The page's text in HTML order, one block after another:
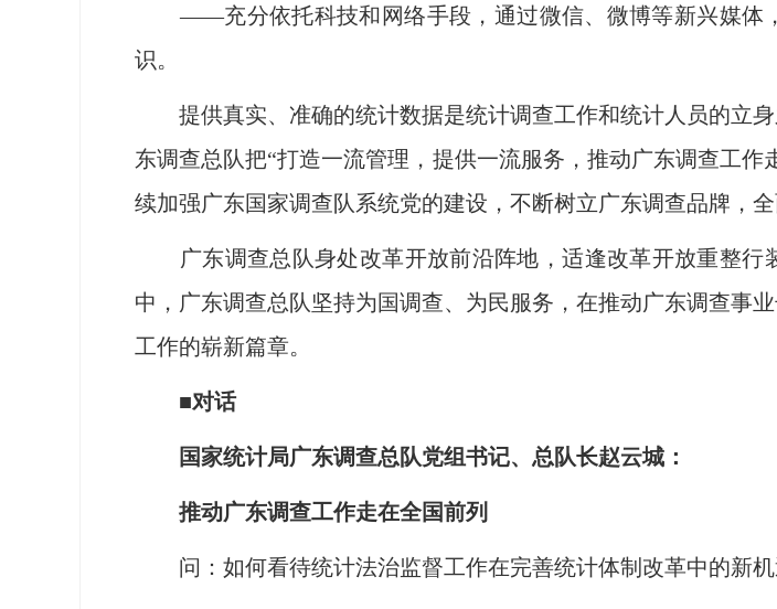
——充分依托科技和网络手段，通过微信、微博等新兴媒体
识。
提供真实、准确的统计数据是统计调查工作和统计人员的立
东调查总队把“打造一流管理，提供一流服务，推动广东调查工
续加强广东国家调查队系统党的建设，不断树立广东调查品牌，全
广东调查总队身处改革开放前沿阵地，适逢改革开放重整行
中，广东调查总队坚持为国调查、为民服务，在推动广东调查事
工作的崭新篇章。
■对话
国家统计局广东调查总队党组书记、总队长赵云城：
推动广东调查工作走在全国前列
问：如何看待统计法治监督工作在完善统计体制改革中的新机